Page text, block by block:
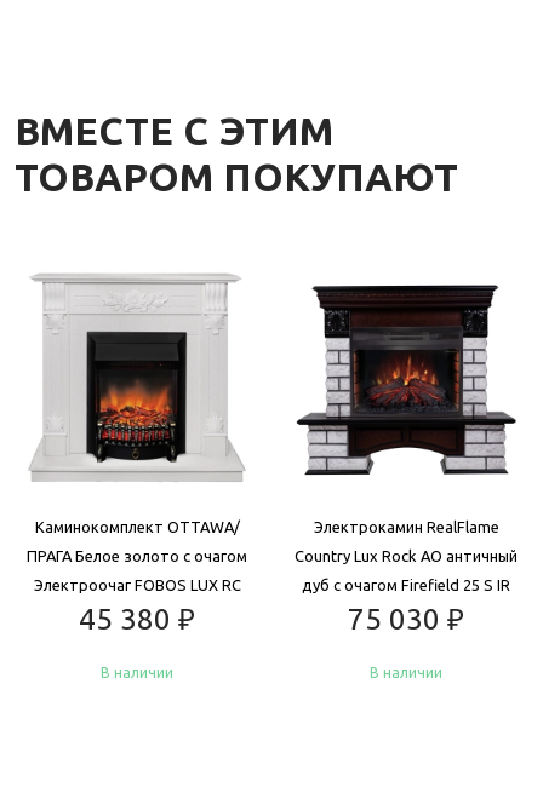
ВМЕСТЕ С ЭТИМ
ТОВАРОМ ПОКУПАЮТ
Каминокомплект OTTAWA/
ПРАГА Белое золото с очагом
Электроочаг FOBOS LUX RC
45 380 ₽
В наличии
Электрокамин RealFlame
Country Lux Rock AO античный
дуб с очагом Firefield 25 S IR
75 030 ₽
В наличии